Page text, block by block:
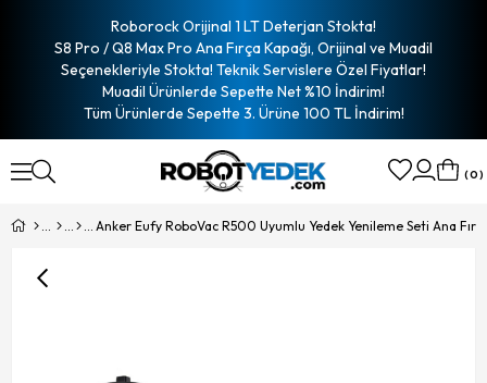
Roborock Orijinal 1 LT Deterjan Stokta!
S8 Pro / Q8 Max Pro Ana Fırça Kapağı, Orijinal ve Muadil
Seçenekleriyle Stokta! Teknik Servislere Özel Fiyatlar!
Muadil Ürünlerde Sepette Net %10 İndirim!
Tüm Ürünlerde Sepette 3. Ürüne 100 TL İndirim!
0